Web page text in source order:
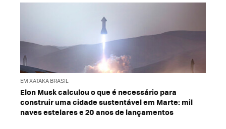
EM XATAKA BRASIL
Elon Musk calculou o que é necessário para
construir uma cidade sustentável em Marte: mil
naves estelares e 20 anos de lançamentos